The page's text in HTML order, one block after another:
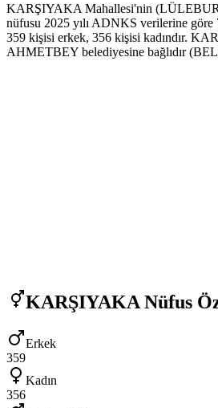
KARŞIYAKA Mahallesi'nin
nüfusu 2025 yılı ADNKS verilerine
359 kişisi erkek, 356 kişisi kadındır.
AHMETBEY belediyesine bağlıdır
KARŞIYAKA Nüfus
Erkek
359
Kadın
356